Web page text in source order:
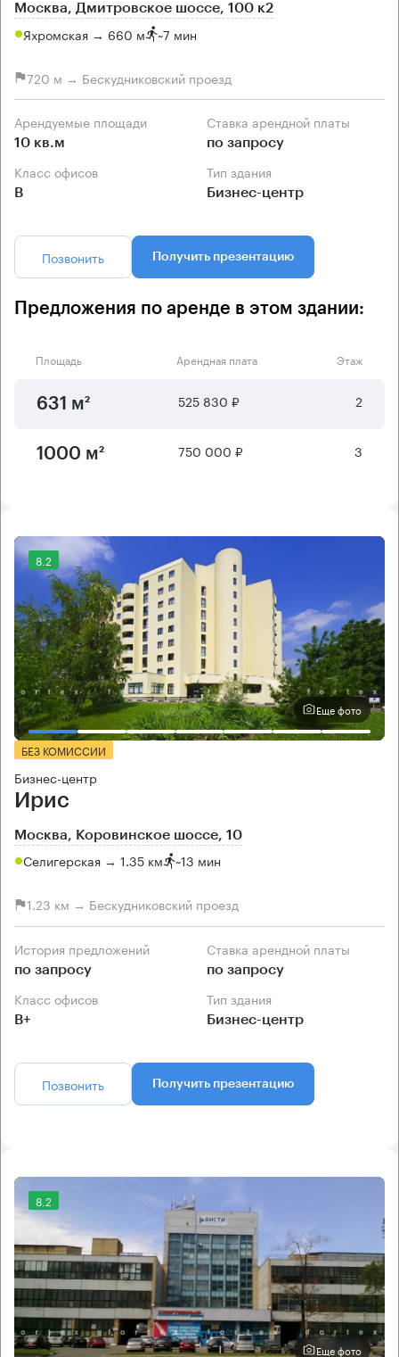
Москва, Дмитровское шоссе, 100 к2
Яхромская → 660 м ~7 мин
720 м → Бескудниковский проезд
Арендуемые площади
10 кв.м
Ставка арендной платы
по запросу
Класс офисов
B
Тип здания
Бизнес-центр
Позвонить Получить презентацию
Предложения по аренде в этом здании:
Площадь Арендная плата Этаж
631 м² 525 830 ₽ 2
1000 м² 750 000 ₽ 3
8.2
Еще фото
БЕЗ КОМИССИИ
Бизнес-центр
Ирис
Москва, Коровинское шоссе, 10
Селигерская → 1.35 км ~13 мин
1.23 км → Бескудниковский проезд
История предложений
по запросу
Ставка арендной платы
по запросу
Класс офисов
B+
Тип здания
Бизнес-центр
Позвонить Получить презентацию
8.2
Еще фото